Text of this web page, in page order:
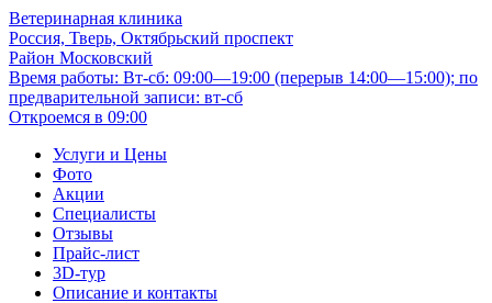
Ветеринарная клиника
Россия, Тверь, Октябрьский проспект
Район Московский
Время работы: Вт-сб: 09:00—19:00 (перерыв 14:00—15:00); по
предварительной записи: вт-сб
Откроемся в 09:00
Услуги и Цены
Фото
Акции
Специалисты
Отзывы
Прайс-лист
3D-тур
Описание и контакты